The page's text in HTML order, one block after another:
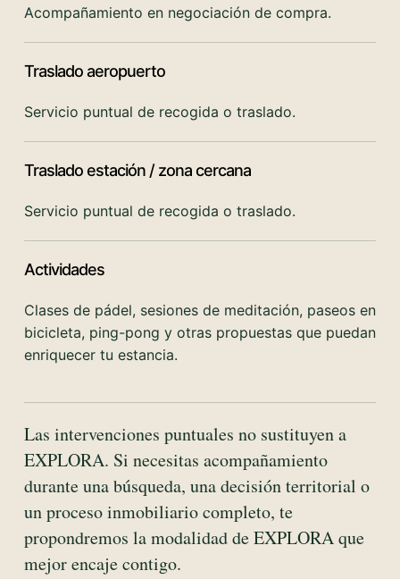
Acompañamiento en negociación de compra.
Traslado aeropuerto
Servicio puntual de recogida o traslado.
Traslado estación / zona cercana
Servicio puntual de recogida o traslado.
Actividades
Clases de pádel, sesiones de meditación, paseos en
bicicleta, ping-pong y otras propuestas que puedan
enriquecer tu estancia.
Las intervenciones puntuales no sustituyen a
EXPLORA. Si necesitas acompañamiento
durante una búsqueda, una decisión territorial o
un proceso inmobiliario completo, te
propondremos la modalidad de EXPLORA que
mejor encaje contigo.